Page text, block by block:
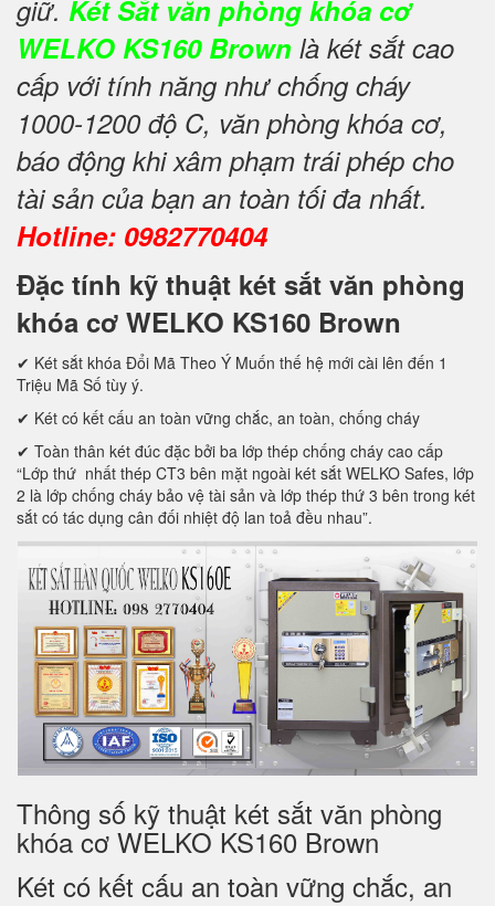
giữ. Két Sắt văn phòng khóa cơ
WELKO KS160 Brown là két sắt cao
cấp với tính năng như chống cháy
1000-1200 độ C, văn phòng khóa cơ,
báo động khi xâm phạm trái phép cho
tài sản của bạn an toàn tối đa nhất.
Hotline: 0982770404
Đặc tính kỹ thuật két sắt văn phòng
khóa cơ WELKO KS160 Brown
✔ Két sắt khóa Đổi Mã Theo Ý Muốn thế hệ mới cài lên đến 1
Triệu Mã Số tùy ý.
✔ Két có kết cấu an toàn vững chắc, an toàn, chống cháy
✔ Toàn thân két đúc đặc bởi ba lớp thép chống cháy cao cấp
“Lớp thứ nhất thép CT3 bên mặt ngoài két sắt WELKO Safes, lớp
2 là lớp chống cháy bảo vệ tài sản và lớp thép thứ 3 bên trong két
sắt có tác dụng cân đối nhiệt độ lan toả đều nhau”.
Thông số kỹ thuật két sắt văn phòng
khóa cơ WELKO KS160 Brown
Két có kết cấu an toàn vững chắc, an